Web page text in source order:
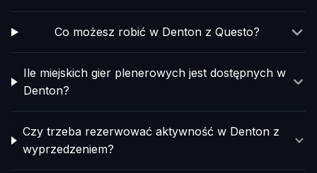
Co możesz robić w Denton z Questo?
Ile miejskich gier plenerowych jest dostępnych w
Denton?
Czy trzeba rezerwować aktywność w Denton z
wyprzedzeniem?